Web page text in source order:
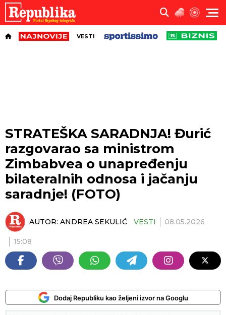
VESTI
STRATEŠKA SARADNJA! Đurić
razgovarao sa ministrom
Zimbabvea o unapređenju
bilateralnih odnosa i jačanju
saradnje! (FOTO)
AUTOR: ANDREA SEKULIĆ VESTI 08.05.2026
15:08
Dodaj Republiku kao željeni izvor na Googlu